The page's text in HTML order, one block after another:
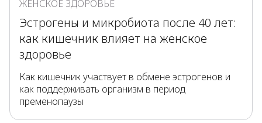
ЖЕНСКОЕ ЗДОРОВЬЕ
Эстрогены и микробиота после 40 лет:
как кишечник влияет на женское
здоровье
Как кишечник участвует в обмене эстрогенов и
как поддерживать организм в период
пременопаузы